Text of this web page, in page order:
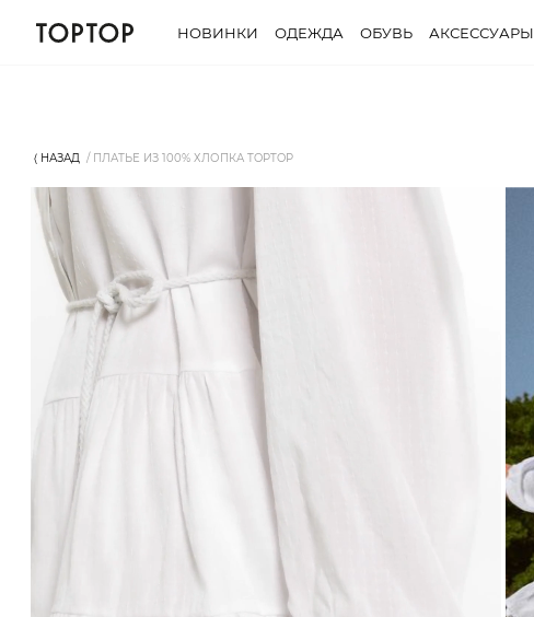
НОВИНКИ ОДЕЖДА ОБУВЬ АКСЕССУАРЫ
⟨ НАЗАД ПЛАТЬЕ ИЗ 100% ХЛОПКА TOPTOP